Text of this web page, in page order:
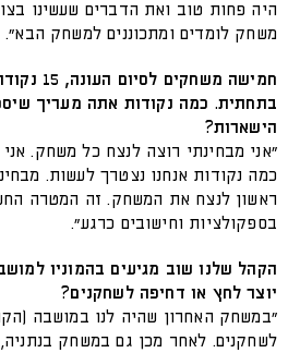
היה פחות טוב ואת הדברים שעשינו
משחק לומדים ומתכוננים למשחק הבא".
חמישה
בתחתית. כמה נקודות אתה מעריך
הישארות?
"אני מבחינתי רוצה לנצח כל משחק.
כמה נקודות אנחנו נצטרך לעשות.
ראשון לנצח את המשחק. זה המטרה
בספקולציות וחישובים כרגע".
הקהל שלנו שוב מגיעים בהמוניו
יוצר לחץ או דחיפה לשחקנים?
"במשחק האחרון שהיה לנו במושבה
לשחקנים. לאחר מכן גם במשחק